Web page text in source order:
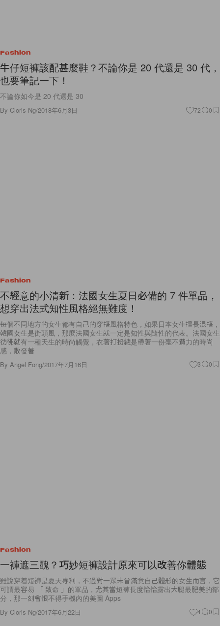
Fashion
牛仔短褲該配甚麼鞋？不論你是 20 代還是 30 代，
也要筆記一下！
不論你如今是 20 代還是 30
By Cloris Ng/2018年6月3日 72 0
Fashion
不經意的小清新：法國女生夏日必備的 7 件單品，
想穿出法式知性風格絕無難度！
每個不同地方的女生都有自己的穿搭風格特色，如果日本女生擅長混搭，
韓國女生是街頭風，那麼法國女生就一定是知性與隨性的代表。法國女生
彷彿就有一種天生的時尚觸覺，衣著打扮總是帶著一份毫不費力的時尚
感，散發著
By Angel Fong/2017年7月16日 3 0
Fashion
一褲遮三醜？巧妙短褲設計原來可以改善你體態
雖說穿着短褲是夏天專利，不過對一眾未曾滿意自己體形的女生而言，它
可謂最容易 「 致命 」的單品，尤其當短褲長度恰恰露出大腿最肥美的部
分，那一刻會恨不得手機內的美圖 Apps
By Cloris Ng/2017年6月22日 4 0